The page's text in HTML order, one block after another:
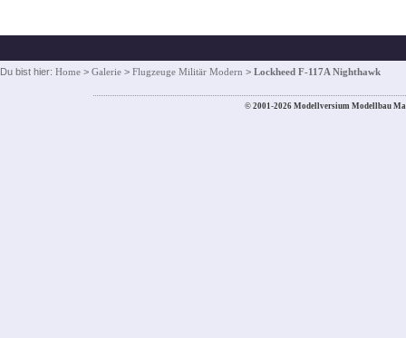
Du bist hier: Home > Galerie > Flugzeuge Militär Modern > Lockheed F-117A Nighthawk
© 2001-2026 Modellversium Modellbau